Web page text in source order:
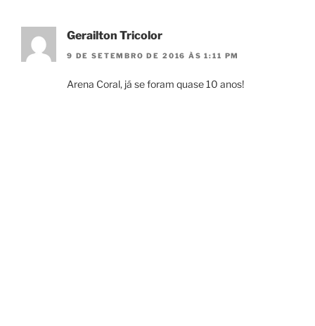
Gerailton Tricolor
9 DE SETEMBRO DE 2016 ÀS 1:11 PM
Arena Coral, já se foram quase 10 anos!